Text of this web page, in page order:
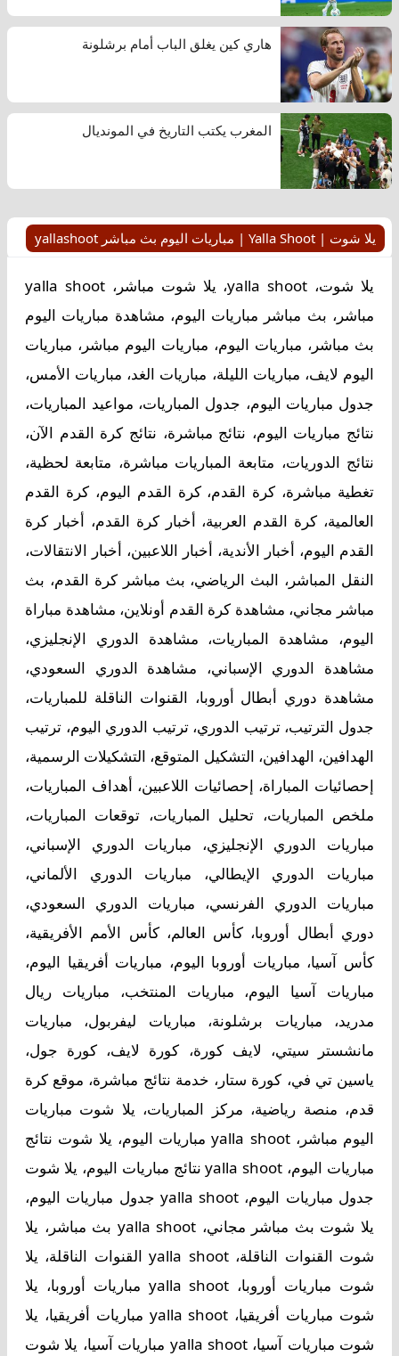
هاري كين يغلق الباب أمام برشلونة
المغرب يكتب التاريخ في المونديال
يلا شوت | Yalla Shoot | مباريات اليوم بث مباشر yallashoot
يلا شوت، yalla shoot، يلا شوت مباشر، yalla shoot
مباشر، بث مباشر مباريات اليوم، مشاهدة مباريات اليوم
بث مباشر، مباريات اليوم، مباريات اليوم مباشر، مباريات
اليوم لايف، مباريات الليلة، مباريات الغد، مباريات الأمس،
جدول مباريات اليوم، جدول المباريات، مواعيد المباريات،
نتائج مباريات اليوم، نتائج مباشرة، نتائج كرة القدم الآن،
نتائج الدوريات، متابعة المباريات مباشرة، متابعة لحظية،
تغطية مباشرة، كرة القدم، كرة القدم اليوم، كرة القدم
العالمية، كرة القدم العربية، أخبار كرة القدم، أخبار كرة
القدم اليوم، أخبار الأندية، أخبار اللاعبين، أخبار الانتقالات،
النقل المباشر، البث الرياضي، بث مباشر كرة القدم، بث
مباشر مجاني، مشاهدة كرة القدم أونلاين، مشاهدة مباراة
اليوم، مشاهدة المباريات، مشاهدة الدوري الإنجليزي،
مشاهدة الدوري الإسباني، مشاهدة الدوري السعودي،
مشاهدة دوري أبطال أوروبا، القنوات الناقلة للمباريات،
جدول الترتيب، ترتيب الدوري، ترتيب الدوري اليوم، ترتيب
الهدافين، الهدافين، التشكيل المتوقع، التشكيلات الرسمية،
إحصائيات المباراة، إحصائيات اللاعبين، أهداف المباريات،
ملخص المباريات، تحليل المباريات، توقعات المباريات،
مباريات الدوري الإنجليزي، مباريات الدوري الإسباني،
مباريات الدوري الإيطالي، مباريات الدوري الألماني،
مباريات الدوري الفرنسي، مباريات الدوري السعودي،
دوري أبطال أوروبا، كأس العالم، كأس الأمم الأفريقية،
كأس آسيا، مباريات أوروبا اليوم، مباريات أفريقيا اليوم،
مباريات آسيا اليوم، مباريات المنتخب، مباريات ريال
مدريد، مباريات برشلونة، مباريات ليفربول، مباريات
مانشستر سيتي، لايف كورة، كورة لايف، كورة جول،
ياسين تي في، كورة ستار، خدمة نتائج مباشرة، موقع كرة
قدم، منصة رياضية، مركز المباريات، يلا شوت مباريات
اليوم مباشر، yalla shoot مباريات اليوم، يلا شوت نتائج
مباريات اليوم، yalla shoot نتائج مباريات اليوم، يلا شوت
جدول مباريات اليوم، yalla shoot جدول مباريات اليوم،
يلا شوت بث مباشر مجاني، yalla shoot بث مباشر، يلا
شوت القنوات الناقلة، yalla shoot القنوات الناقلة، يلا
شوت مباريات أوروبا، yalla shoot مباريات أوروبا، يلا
شوت مباريات أفريقيا، yalla shoot مباريات أفريقيا، يلا
شوت مباريات آسيا، yalla shoot مباريات آسيا، يلا شوت